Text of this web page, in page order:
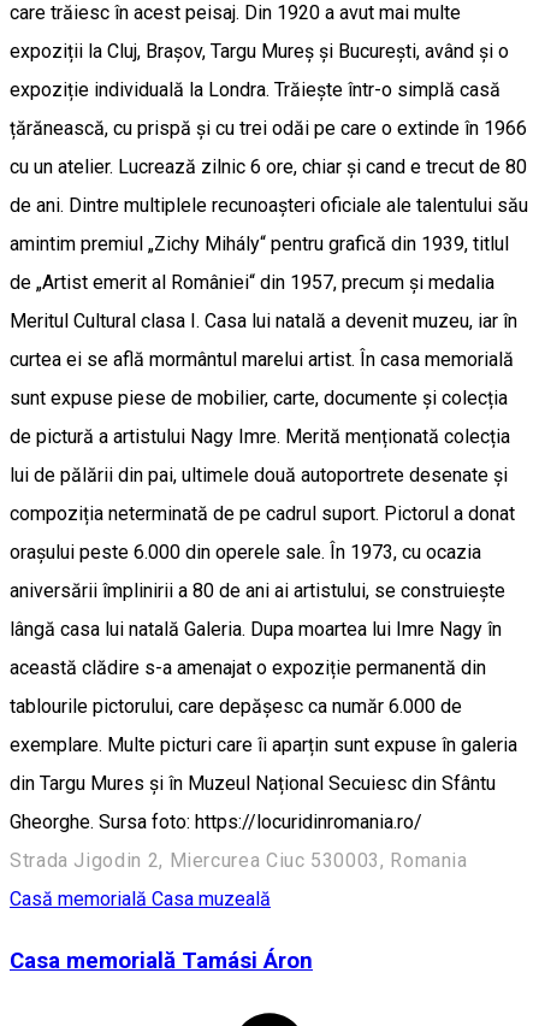
care trăiesc în acest peisaj. Din 1920 a avut mai multe
expoziții la Cluj, Brașov, Targu Mureș și București, având și o
expoziție individuală la Londra. Trăiește într-o simplă casă
țărănească, cu prispă și cu trei odăi pe care o extinde în 1966
cu un atelier. Lucrează zilnic 6 ore, chiar și cand e trecut de 80
de ani. Dintre multiplele recunoașteri oficiale ale talentului său
amintim premiul „Zichy Mihály“ pentru grafică din 1939, titlul
de „Artist emerit al României“ din 1957, precum și medalia
Meritul Cultural clasa I. Casa lui natală a devenit muzeu, iar în
curtea ei se află mormântul marelui artist. În casa memorială
sunt expuse piese de mobilier, carte, documente și colecția
de pictură a artistului Nagy Imre. Merită menționată colecția
lui de pălării din pai, ultimele două autoportrete desenate și
compoziția neterminată de pe cadrul suport. Pictorul a donat
orașului peste 6.000 din operele sale. În 1973, cu ocazia
aniversării împlinirii a 80 de ani ai artistului, se construiește
lângă casa lui natală Galeria. Dupa moartea lui Imre Nagy în
această clădire s-a amenajat o expoziție permanentă din
tablourile pictorului, care depășesc ca număr 6.000 de
exemplare. Multe picturi care îi aparțin sunt expuse în galeria
din Targu Mures și în Muzeul Național Secuiesc din Sfântu
Gheorghe. Sursa foto: https://locuridinromania.ro/
Strada Jigodin 2, Miercurea Ciuc 530003, Romania
Casă memorială Casa muzeală
Casa memorială Tamási Áron